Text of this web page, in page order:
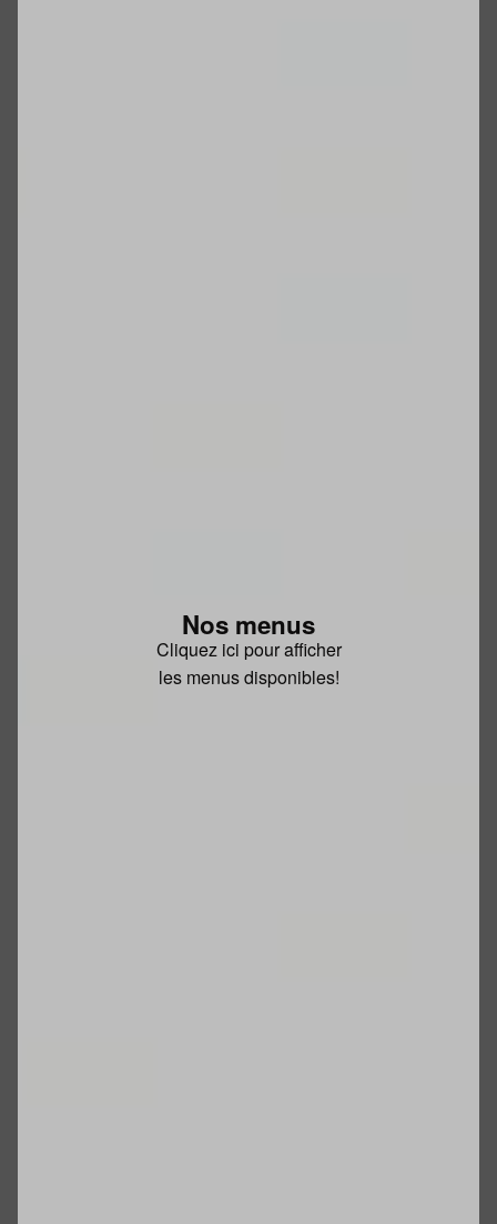
Nos menus
Cliquez ici pour afficher
les menus disponibles!